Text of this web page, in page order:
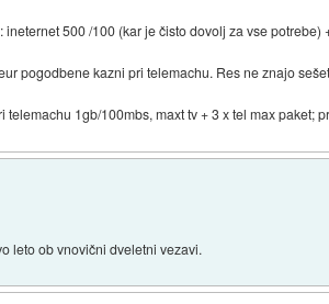
500 /100 (kar je čisto dovolj za vse potrebe)
pogodbene kazni pri telemachu. Res ne znajo
1gb/100mbs, maxt tv + 3 x tel max paket;
leto ob vnovični dveletni vezavi.